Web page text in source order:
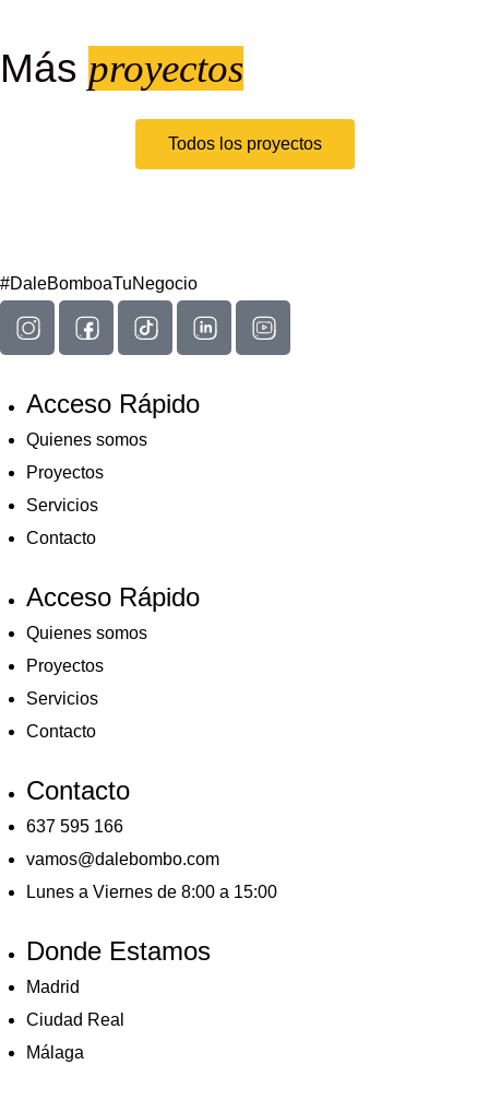
Más proyectos
Todos los proyectos
#DaleBomboaTuNegocio
Acceso Rápido
Quienes somos
Proyectos
Servicios
Contacto
Acceso Rápido
Quienes somos
Proyectos
Servicios
Contacto
Contacto
637 595 166
vamos@dalebombo.com
Lunes a Viernes de 8:00 a 15:00
Donde Estamos
Madrid
Ciudad Real
Málaga